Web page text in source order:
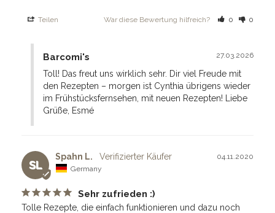
Teilen War diese Bewertung hilfreich? 0 0
27.03.2026
Barcomi's
Toll! Das freut uns wirklich sehr. Dir viel Freude mit
den Rezepten – morgen ist Cynthia übrigens wieder
im Frühstücksfernsehen, mit neuen Rezepten! Liebe
Grüße, Esmé
SL
04.11.2020
Spahn L.
Germany
Sehr zufrieden :)
Tolle Rezepte, die einfach funktionieren und dazu noch